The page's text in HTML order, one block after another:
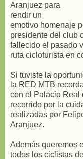
Aranjuez para
rendir un
emotivo homenaje
presidente del club
fallecido el pasado
ruta cicloturista en
Si tuviste la
la RED MTB
con el Palacio Real
recorrido por la
realizadas por
Aranjuez.
Además queremos
todos los ciclistas